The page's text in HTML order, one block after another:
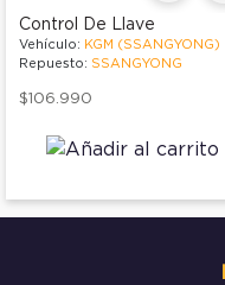
Control De Llave
Vehículo: KGM (SSANGYONG)
Repuesto: SSANGYONG
$106.990